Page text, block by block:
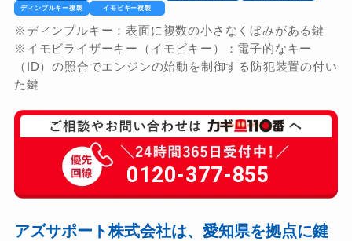
ディンプルキー複製 イモビキー複製
※ディンプルキー：表面に複数の小さなくぼみがある鍵
※イモビライザーキー（イモビキー）：電子的なキー
（ID）の照合でエンジンの始動を制御する防犯装置の付い
た鍵
0120-377-855
アズサポート株式会社は、愛知県を拠点に鍵